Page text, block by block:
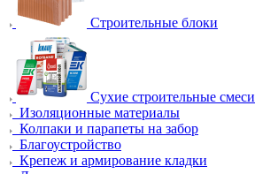
Строительные блоки
Сухие строительные смеси
Изоляционные материалы
Колпаки и парапеты на забор
Благоустройство
Крепеж и армирование кладки